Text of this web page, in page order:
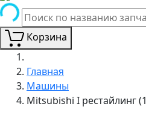
Корзина
Главная
Машины
Mitsubishi I рестайлинг